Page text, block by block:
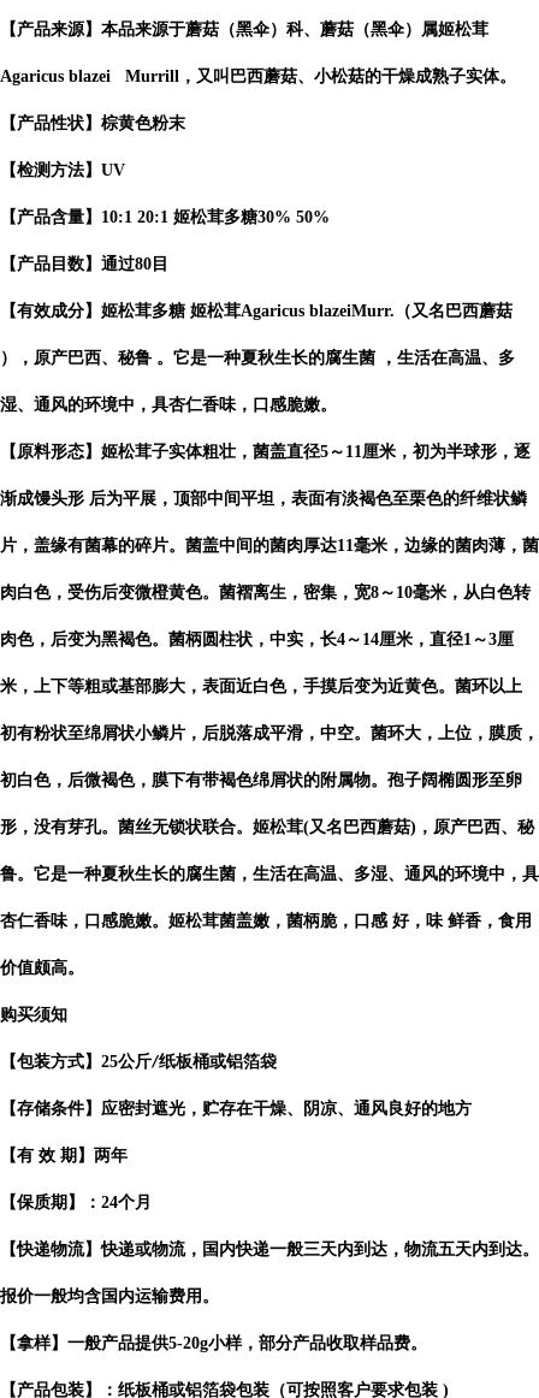
【产品来源】本品来源于蘑菇（黑伞）科、蘑菇（黑伞）属姬松茸
Agaricus blazei Murrill，又叫巴西蘑菇、小松菇的干燥成熟子实体。
【产品性状】棕黄色粉末
【检测方法】UV
【产品含量】10:1 20:1 姬松茸多糖30% 50%
【产品目数】通过80目
【有效成分】姬松茸多糖 姬松茸Agaricus blazeiMurr.（又名巴西蘑菇
），原产巴西、秘鲁 。它是一种夏秋生长的腐生菌 ，生活在高温、多
湿、通风的环境中，具杏仁香味，口感脆嫩。
【原料形态】姬松茸子实体粗壮，菌盖直径5～11厘米，初为半球形，逐
渐成馒头形 后为平展，顶部中间平坦，表面有淡褐色至栗色的纤维状鳞
片，盖缘有菌幕的碎片。菌盖中间的菌肉厚达11毫米，边缘的菌肉薄，菌
肉白色，受伤后变微橙黄色。菌褶离生，密集，宽8～10毫米，从白色转
肉色，后变为黑褐色。菌柄圆柱状，中实，长4～14厘米，直径1～3厘
米，上下等粗或基部膨大，表面近白色，手摸后变为近黄色。菌环以上
初有粉状至绵屑状小鳞片，后脱落成平滑，中空。菌环大，上位，膜质，
初白色，后微褐色，膜下有带褐色绵屑状的附属物。孢子阔椭圆形至卵
形，没有芽孔。菌丝无锁状联合。姬松茸(又名巴西蘑菇)，原产巴西、秘
鲁。它是一种夏秋生长的腐生菌，生活在高温、多湿、通风的环境中，具
杏仁香味，口感脆嫩。姬松茸菌盖嫩，菌柄脆，口感 好，味 鲜香，食用
价值颇高。
购买须知
【包装方式】 25公斤/纸板桶或铝箔袋
【存储条件】应密封遮光，贮存在干燥、阴凉、通风良好的地方
【有 效 期】两年
【保质期】： 24个月
【快递物流】快递或物流，国内快递一般三天内到达，物流五天内到达。
报价一般均含国内运输费用。
【拿样】一般产品提供5-20g小样，部分产品收取样品费。
【产品包装】：纸板桶或铝箔袋包装（可按照客户要求包装 )